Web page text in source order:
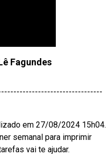
Fagundes
em 27/08/2024 15h04.
semanal para imprimir
vai te ajudar.